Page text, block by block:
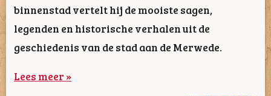
binnenstad vertelt hij de mooiste sagen,
legenden en historische verhalen uit de
geschiedenis van de stad aan de Merwede.
Lees meer »